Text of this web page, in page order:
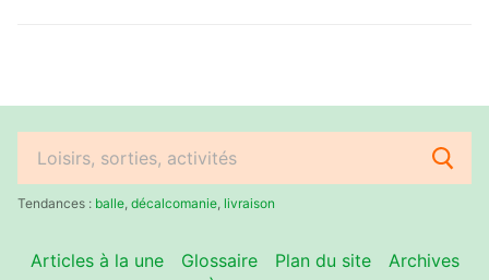
Rechercher
:Tendances : balle décalcomanie livraison
Articles à la une Glossaire Plan du site
Archives